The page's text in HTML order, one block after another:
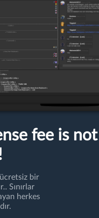
fee is not
bir
Sınırlar
herkes